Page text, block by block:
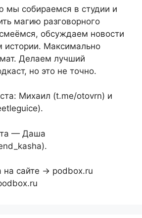
собираемся в студии и
магию разговорного
обсуждаем новости
истории. Максимально
Делаем лучший
но это не точно.
Михаил (t.me/otovrn) и
— Даша
на сайте → podbox.ru